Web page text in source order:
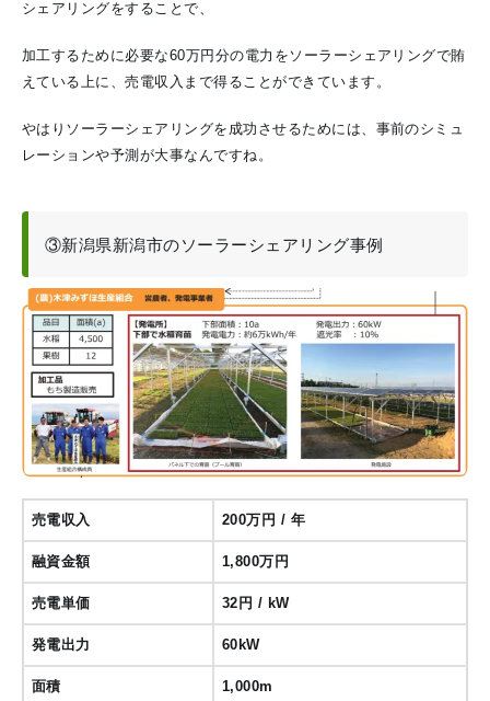
シェアリングをすることで、
加工するために必要な60万円分の電力をソーラーシェアリングで賄
えている上に、売電収入まで得ることができています。
やはりソーラーシェアリングを成功させるためには、事前のシミュ
レーションや予測が大事なんですね。
③新潟県新潟市のソーラーシェアリング事例
売電収入 200万円 / 年
融資金額 1,800万円
売電単価 32円 / kW
発電出力 60kW
面積 1,000m